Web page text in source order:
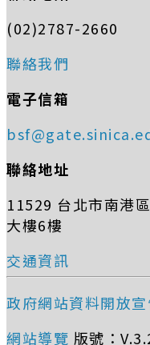
(02)2787-2660
聯絡我們
電子信箱
聯絡地址
11529 台北市南港
大樓6樓
交通資訊
政府網站資料開放宣
網站導覽 版號：